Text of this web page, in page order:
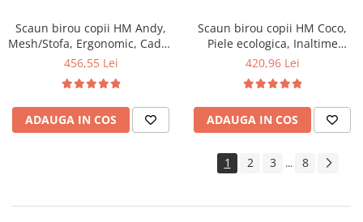
Scaun birou copii HM Andy,
Mesh/Stofa, Ergonomic, Cadru
Cromat, Inaltime ajustabila,
Verde
456,55 Lei
ADAUGA IN COS
Scaun birou copii HM Coco,
Piele ecologica, Inaltime
reglabila, Cadru Cromat, 80
420,96 Lei
ADAUGA IN COS
1 2 3 ... 8